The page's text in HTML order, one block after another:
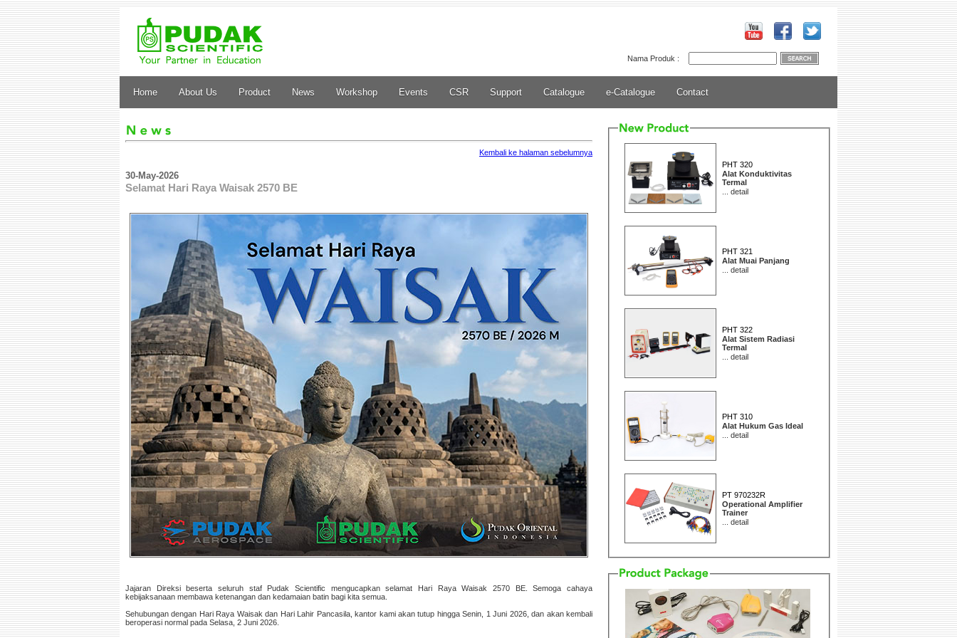
Nama Produk :
Home About Us Product News Workshop Events CSR Support Catalogue e-Catalogue Contact
Kembali ke halaman sebelumnya
30-May-2026
Selamat Hari Raya Waisak 2570 BE
Jajaran Direksi beserta seluruh staf Pudak Scientific mengucapkan selamat Hari Raya Waisak 2570 BE. Semoga cahaya
kebijaksanaan membawa ketenangan dan kedamaian batin bagi kita semua.
Sehubungan dengan Hari Raya Waisak dan Hari Lahir Pancasila, kantor kami akan tutup hingga Senin, 1 Juni 2026, dan akan kembali
beroperasi normal pada Selasa, 2 Juni 2026.
PHT 320
Alat Konduktivitas
Termal
detail
PHT 321
Alat Muai Panjang
detail
PHT 322
Alat Sistem Radiasi
Termal
detail
PHT 310
Alat Hukum Gas Ideal
detail
PT 970232R
Operational Amplifier
Trainer
detail